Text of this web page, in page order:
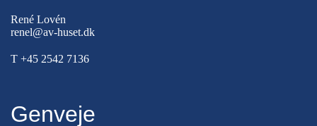
René Lovén
renel@av-huset.dk
T +45 2542 7136
Genveje